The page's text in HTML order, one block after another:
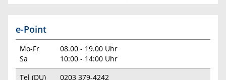
e-Point
Mo-Fr
Sa
08.00 - 19.00 Uhr
10:00 - 14:00 Uhr
Tel (DU)
0203 379-4242